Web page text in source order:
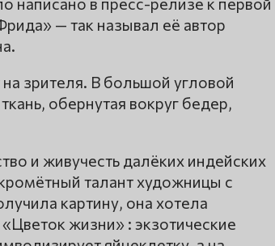
— так называл её автор
зрителя. В большой угловой
обернутая вокруг бедер,
и живучесть далёких индейских
талант художницы с
картину, она хотела
жизни» : экзотические